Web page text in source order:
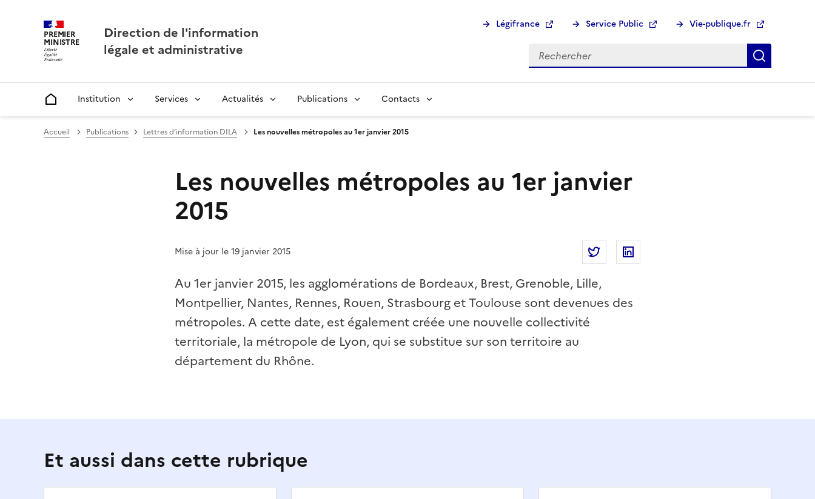
PREMIER
MINISTRE
Direction de l'information
légale et administrative
Légifrance Service Public Vie-publique.fr
Rechercher :
Institution Services Actualités Publications Contacts
Accueil Publications Lettres d’information DILA Les nouvelles métropoles au 1er janvier 2015
Les nouvelles métropoles au 1er janvier
2015
Mise à jour le 19 janvier 2015 Partager la page
Partager Les nouvelles métropoles au 1er
Au 1er janvier 2015, les agglomérations de Bordeaux, Brest, Grenoble, Lille,
Montpellier, Nantes, Rennes, Rouen, Strasbourg et Toulouse sont devenues des
métropoles. A cette date, est également créée une nouvelle collectivité
territoriale, la métropole de Lyon, qui se substitue sur son territoire au
département du Rhône.
Et aussi dans cette rubrique